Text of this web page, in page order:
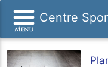
Centre